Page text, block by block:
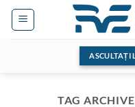
Skip
ASCULTAȚI
TAG